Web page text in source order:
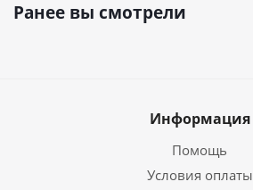
Ранее вы смотрели
Информация
Помощь
Условия оплаты